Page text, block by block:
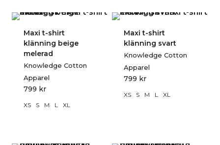
Maxi t-shirt
klänning beige
melerad
Knowledge Cotton
Apparel
799 kr
XS S M L XL
Maxi t-shirt
klänning svart
Knowledge Cotton
Apparel
799 kr
XS S M L XL